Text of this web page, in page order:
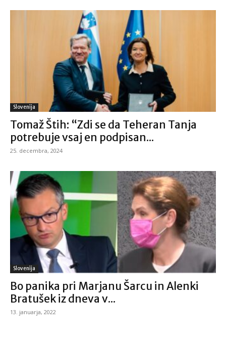
Slovenija
Tomaž Štih: “Zdi se da Teheran Tanja
potrebuje vsaj en podpisan...
25. decembra, 2024
Slovenija
Bo panika pri Marjanu Šarcu in Alenki
Bratušek iz dneva v...
13. januarja, 2022